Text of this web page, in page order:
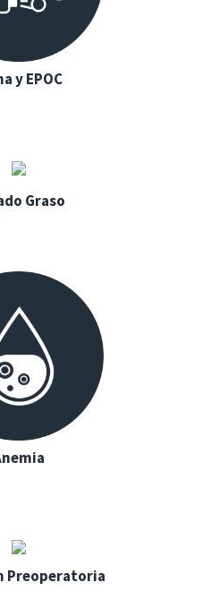
y EPOC
Graso
Preoperatoria